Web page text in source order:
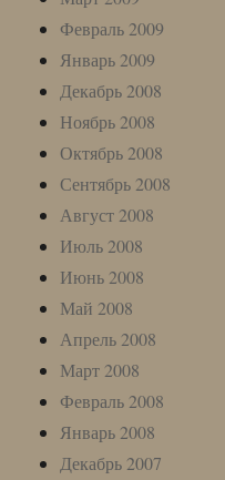
Февраль 2009
Январь 2009
Декабрь 2008
Ноябрь 2008
Октябрь 2008
Сентябрь 2008
Август 2008
Июль 2008
Июнь 2008
Май 2008
Апрель 2008
Март 2008
Февраль 2008
Январь 2008
Декабрь 2007